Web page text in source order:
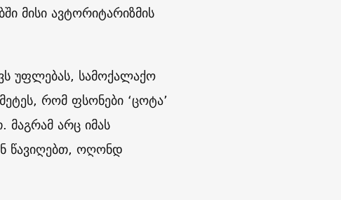
მისი ავტორიტარიზმის
უფლებას, სამოქალაქო
რომ ფსონები ‘ცოტა’
არც იმას
წავიღებთ, ოღონდ